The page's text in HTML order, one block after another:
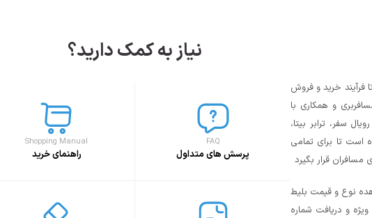
فرآیند خرید و فروش
و همکاری با
سفر، ترابر بیتا،
است تا برای تمامی
قرار بگیرد
نوع و قیمت بلیط
و دریافت شماره‌
نیاز به کمک دارید؟
FAQ
پرسش های متداول
Shopping Manual
راهنمای خرید